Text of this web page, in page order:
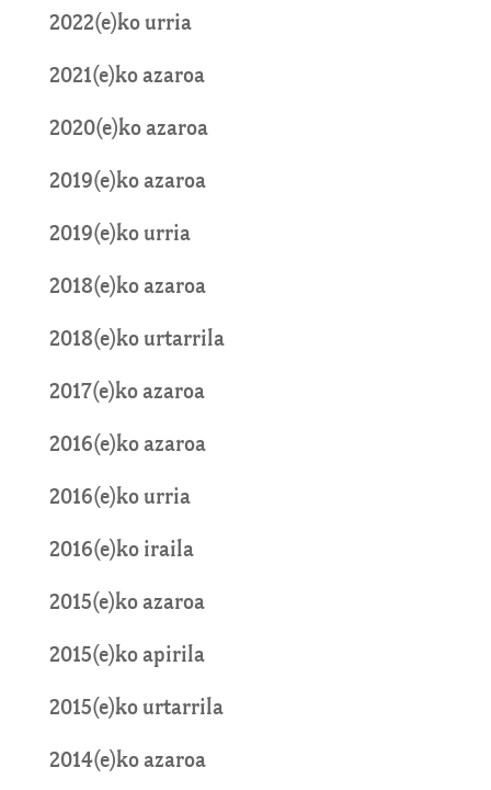
2022(e)ko urria
2021(e)ko azaroa
2020(e)ko azaroa
2019(e)ko azaroa
2019(e)ko urria
2018(e)ko azaroa
2018(e)ko urtarrila
2017(e)ko azaroa
2016(e)ko azaroa
2016(e)ko urria
2016(e)ko iraila
2015(e)ko azaroa
2015(e)ko apirila
2015(e)ko urtarrila
2014(e)ko azaroa